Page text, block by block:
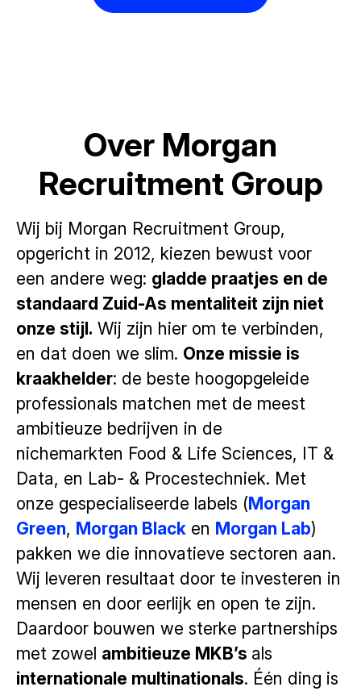
Over Morgan
Recruitment Group
Wij bij Morgan Recruitment Group,
opgericht in 2012, kiezen bewust voor
een andere weg: gladde praatjes en de
standaard Zuid-As mentaliteit zijn niet
onze stijl. Wij zijn hier om te verbinden,
en dat doen we slim. Onze missie is
kraakhelder: de beste hoogopgeleide
professionals matchen met de meest
ambitieuze bedrijven in de
nichemarkten Food & Life Sciences, IT &
Data, en Lab- & Procestechniek. Met
onze gespecialiseerde labels (Morgan
Green, Morgan Black en Morgan Lab)
pakken we die innovatieve sectoren aan.
Wij leveren resultaat door te investeren in
mensen en door eerlijk en open te zijn.
Daardoor bouwen we sterke partnerships
met zowel ambitieuze MKB’s als
internationale multinationals. Één ding is